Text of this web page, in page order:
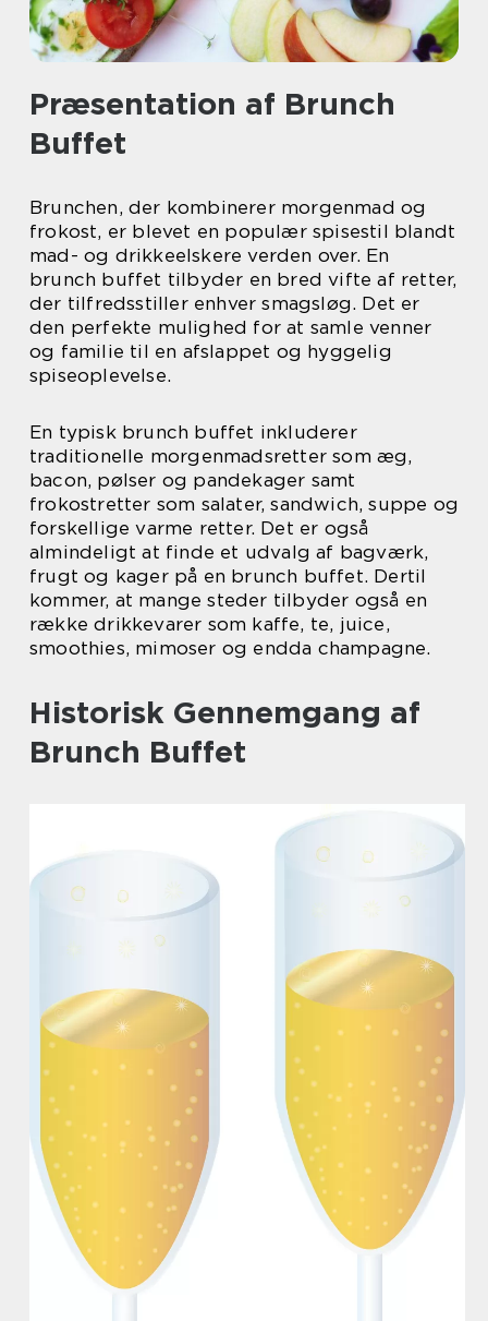
Præsentation af Brunch
Buffet
Brunchen, der kombinerer morgenmad og
frokost, er blevet en populær spisestil blandt
mad- og drikkeelskere verden over. En
brunch buffet tilbyder en bred vifte af retter,
der tilfredsstiller enhver smagsløg. Det er
den perfekte mulighed for at samle venner
og familie til en afslappet og hyggelig
spiseoplevelse.
En typisk brunch buffet inkluderer
traditionelle morgenmadsretter som æg,
bacon, pølser og pandekager samt
frokostretter som salater, sandwich, suppe og
forskellige varme retter. Det er også
almindeligt at finde et udvalg af bagværk,
frugt og kager på en brunch buffet. Dertil
kommer, at mange steder tilbyder også en
række drikkevarer som kaffe, te, juice,
smoothies, mimoser og endda champagne.
Historisk Gennemgang af
Brunch Buffet